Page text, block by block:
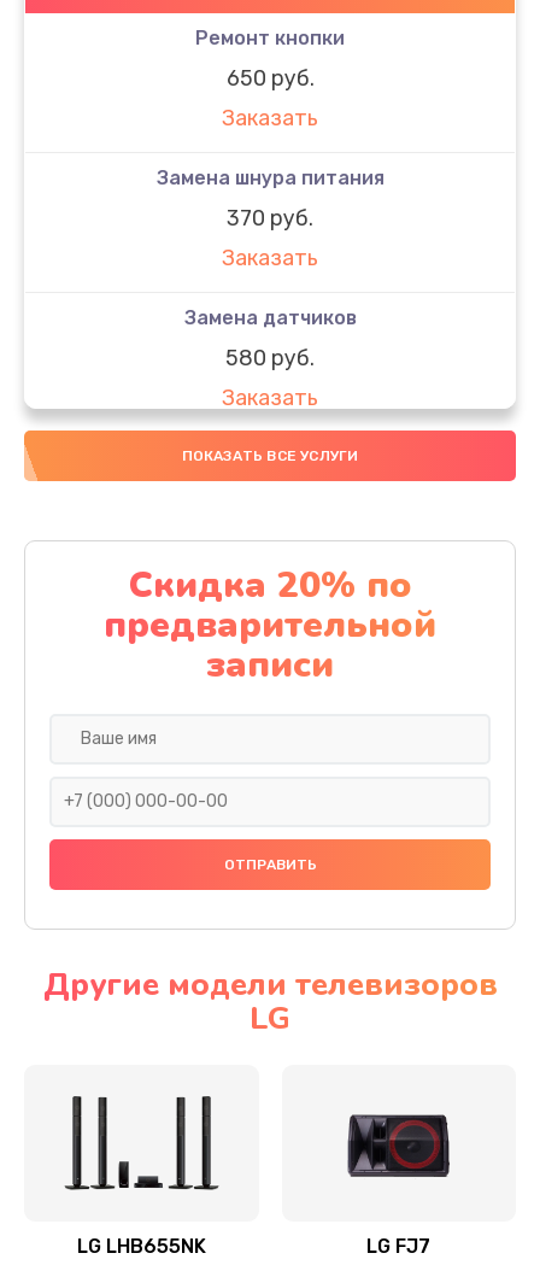
Ремонт кнопки
650 руб.
Заказать
Замена шнура питания
370 руб.
Заказать
Замена датчиков
580 руб.
Заказать
Комплексная чистка
Заказать
Замена дисплея (экрана)
2000 руб.
Заказать
Ремонт платы электроники
Прошивка
Ремонт механики привода
Ремонт / замена кнопок, клавиш, индикаторов,
ПОКАЗАТЬ ВСЕ УСЛУГИ
Скидка 20% по
предварительной
записи
Другие модели телевизоров
LG
LG LHB655NK LG FJ7